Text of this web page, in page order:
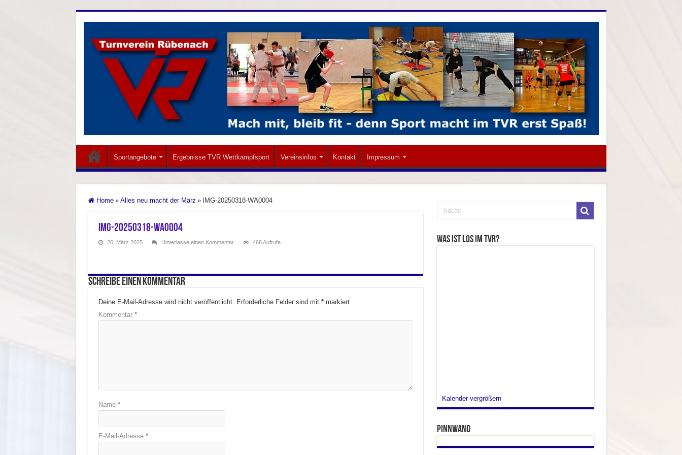
Sportangebote Ergebnisse TVR Wettkampfsport Vereinsinfos Kontakt Impressum
Home » Alles neu macht der März » IMG-20250318-WA0004
IMG-20250318-WA0004
20. März 2025 Hinterlasse einen Kommentar 468 Aufrufe
Schreibe einen Kommentar
Deine E-Mail-Adresse wird nicht veröffentlicht. Erforderliche Felder sind mit *markiert
Kommentar *
Name *
E-Mail-Adresse *
Was ist los im TVR?
Kalender vergrößern
Pinnwand